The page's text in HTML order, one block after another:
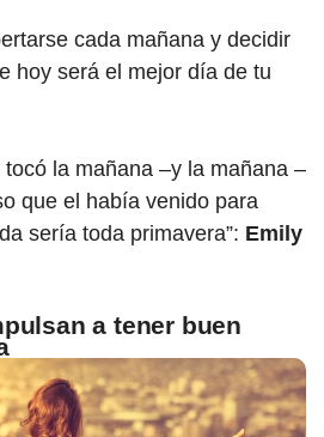
cada mañana y decidir
hoy será el mejor día de tu
tocó la mañana –y la mañana –
que el había venido para
sería toda primavera”: Emily
a tener buen